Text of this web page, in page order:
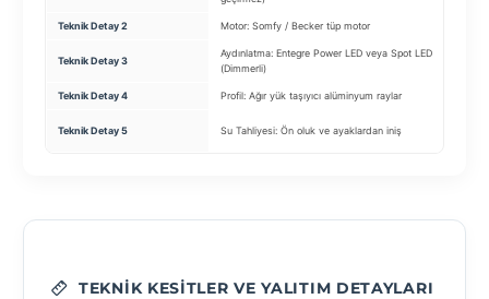
Teknik Detay 2 Motor: Somfy / Becker tüp motor
Teknik Detay 3
Aydınlatma: Entegre Power LED veya Spot LED
(Dimmerli)
Teknik Detay 4 Profil: Ağır yük taşıyıcı alüminyum raylar
Teknik Detay 5 Su Tahliyesi: Ön oluk ve ayaklardan iniş
TEKNIK KESITLER VE YALITIM DETAYLARI